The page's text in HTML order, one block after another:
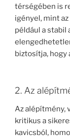
térségében is
igényel, mint
például a stabil
biztosítja, hogy
2. Az
Az alépítmény,
kritikus a
kavicsból,